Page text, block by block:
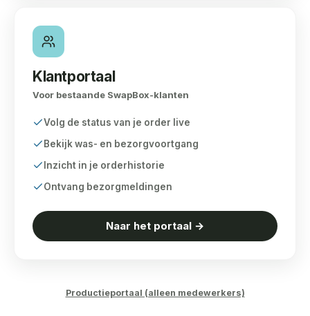
Klantportaal
Voor bestaande SwapBox-klanten
Volg de status van je order live
Bekijk was- en bezorgvoortgang
Inzicht in je orderhistorie
Ontvang bezorgmeldingen
Naar het portaal →
Productieportaal (alleen medewerkers)